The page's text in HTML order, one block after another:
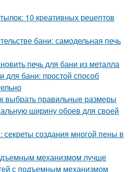
10 креативных рецептов
бани: самодельная печь
печь для бани из металла
для бани: простой способ
выбрать правильные размеры
ширину обоев для своей
создания многой пены в
механизмом лучше
с подъемным механизмом